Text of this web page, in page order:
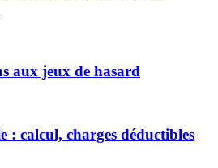
aux jeux de hasard
: calcul, charges déductibles